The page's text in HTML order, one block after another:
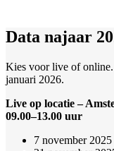
Data najaar
Kies voor live of
januari 2026.
Live op locatie –
09.00–13.00 uur
7 november 2025